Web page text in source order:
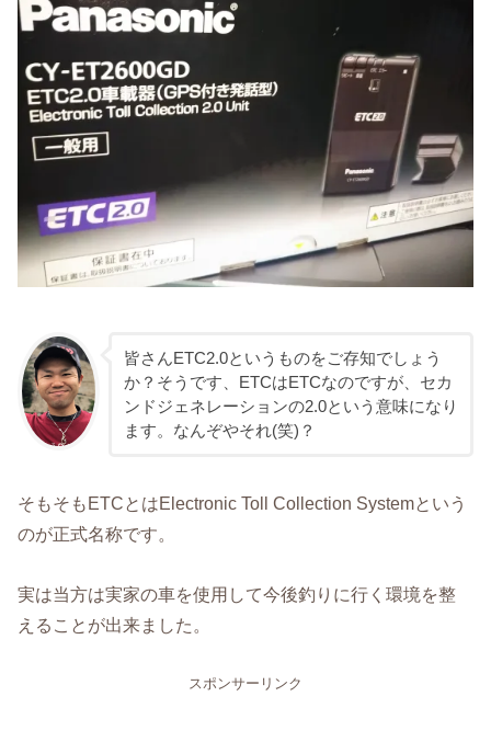
皆さんETC2.0というものをご存知でしょう
か？そうです、ETCはETCなのですが、セカ
ンドジェネレーションの2.0という意味になり
ます。なんぞやそれ(笑)？
そもそもETCとはElectronic Toll Collection Systemという
のが正式名称です。
実は当方は実家の車を使用して今後釣りに行く環境を整
えることが出来ました。
スポンサーリンク